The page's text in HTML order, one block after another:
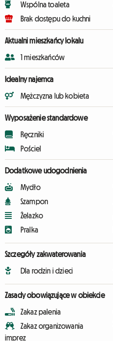
Wspólna toaleta
Brak dostępu do kuchni
Aktualni mieszkańcy lokalu
1 mieszkańców
Idealny najemca
Mężczyzna lub kobieta
Wyposażenie standardowe
Ręczniki
Pościel
Dodatkowe udogodnienia
Mydło
Szampon
Żelazko
Pralka
Szczegóły zakwaterowania
Dla rodzin i dzieci
Zasady obowiązujące w obiekcie
Zakaz palenia
Zakaz organizowania
imprez